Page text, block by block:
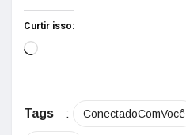
Curtir isso:
Tags : ConectadoComVocê